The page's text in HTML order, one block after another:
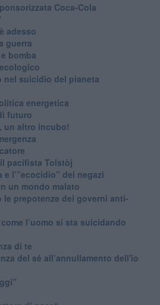
Coca-Cola
adesso
guerra
bomba
nel suicidio del pianeta
energetica
futuro
un altro incubo!
pacifista Tolstòj
l’”ecocidio” dei negazi
un mondo malato
prepotenze dei governi anti-
l’uomo si sta suicidando
di te
del sé all’annullamento dell'io